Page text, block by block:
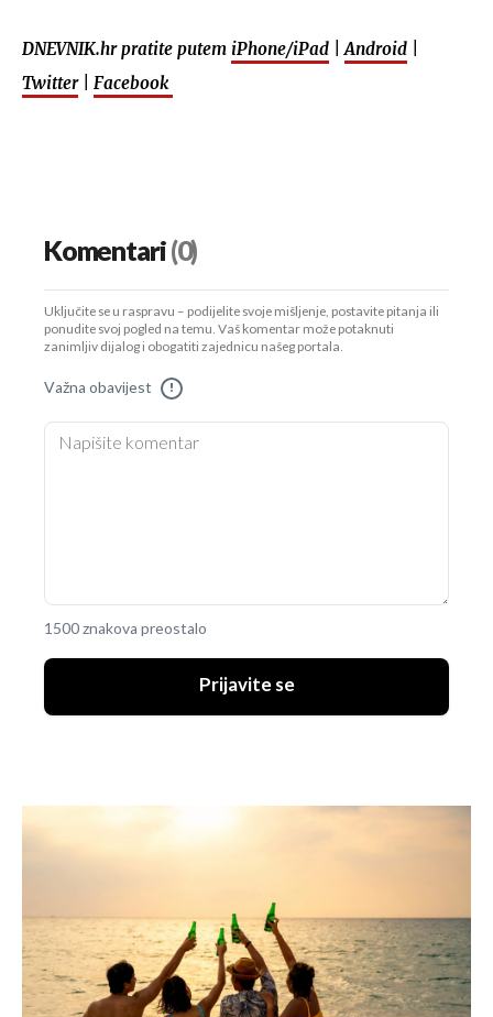
DNEVNIK.hr pratite putem iPhone/iPad Android
Twitter| Facebook
Komentari(0)
Uključite se u raspravu – podijelite svoje mišljenje, postavite pitanja ili
ponudite svoj pogled na temu. Vaš komentar može potaknuti
zanimljiv dijalog i obogatiti zajednicu našeg portala.
Važna obavijest !
1500 znakova preostalo
Prijavite se